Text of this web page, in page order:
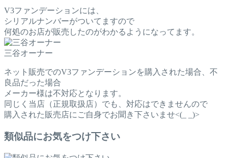
V3ファンデーションには、
シリアルナンバーがついてますので
何処のお店が販売したのがわかるようになってます。
三谷オーナー
ネット販売でのV3ファンデーションを購入された場合、不
良品だった場合
メーカー様は不対応となります。
同じく当店（正規取扱店）でも、対応はできませんので
購入された販売店にご自身でお聞き下さいませ<(_ _)>
類似品にお気をつけ下さい